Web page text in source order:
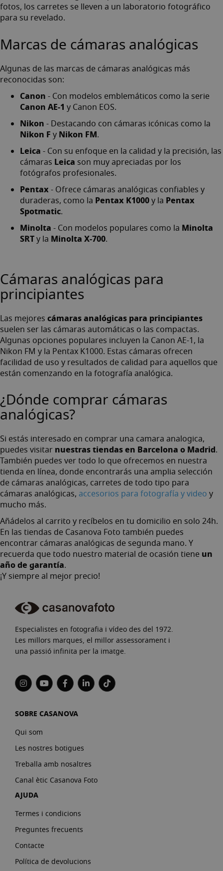
fotos, los carretes se lleven a un laboratorio fotográfico
para su revelado.
Marcas de cámaras analógicas
Algunas de las marcas de cámaras analógicas más
reconocidas son:
Canon - Con modelos emblemáticos como la serie
Canon AE-1 y Canon EOS.
Nikon - Destacando con cámaras icónicas como la
Nikon F y Nikon FM.
Leica - Con su enfoque en la calidad y la precisión, las
cámaras Leica son muy apreciadas por los
fotógrafos profesionales.
Pentax- Ofrece cámaras analógicas confiables y
duraderas, como la Pentax K1000y la Pentax
Spotmatic.
Minolta - Con modelos populares como la Minolta
SRTy la Minolta X-700.
Cámaras analógicas para
principiantes
Las mejores cámaras analógicas para principiantes
suelen ser las cámaras automáticas o las compactas.
Algunas opciones populares incluyen la Canon AE-1, la
Nikon FM y la Pentax K1000. Estas cámaras ofrecen
facilidad de uso y resultados de calidad para aquellos que
están comenzando en la fotografía analógica.
¿Dónde comprar cámaras
analógicas?
Si estás interesado en comprar una camara analogica,
puedes visitar nuestras tiendas en Barcelona o Madrid.
También puedes ver todo lo que ofrecemos en nuestra
tienda en línea, donde encontrarás una amplia selección
de cámaras analógicas, carretes de todo tipo para
cámaras analógicas, accesorios para fotografía y video y
mucho más.
Añádelos al carrito y recíbelos en tu domicilio en solo 24h.
En las tiendas de Casanova Foto también puedes
encontrar cámaras analógicas de segunda mano. Y
recuerda que todo nuestro material de ocasión tiene un
año de garantía.
¡Y siempre al mejor precio!
Especialistes en fotografia i vídeo des del 1972.
Les millors marques, el millor assessorament i
una passió infinita per la imatge.
SOBRE CASANOVA
Qui som
Les nostres botigues
Treballa amb nosaltres
Canal ètic Casanova Foto
AJUDA
Termes i condicions
Preguntes frecuents
Contacte
Política de devolucions